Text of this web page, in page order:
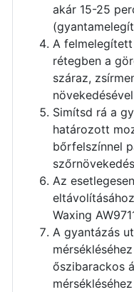
akár 15-25
A
rétegben a
száraz,
Simítsd rá a
határozott
bőrfelszínnel
Az
Waxing
A gyantázás
őszibarackos